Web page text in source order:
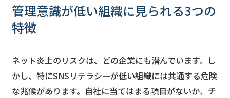
管理意識が低い組織に見られる3つの
特徴
ネット炎上のリスクは、どの企業にも潜んでいます。し
かし、特にSNSリテラシーが低い組織には共通する危険
な兆候があります。自社に当てはまる項目がないか、チ